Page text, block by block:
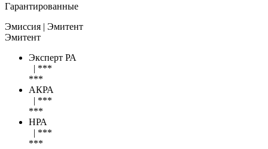
Гарантированные
Эмиссия | Эмитент
Эмитент
Эксперт РА
| ***
***
АКРА
| ***
***
НРА
| ***
***